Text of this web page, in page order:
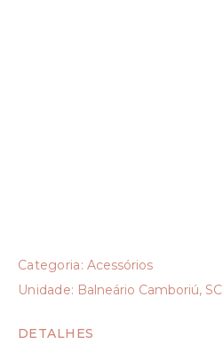
Categoria: Acessórios
Unidade: Balneário Camboriú, SC
DETALHES